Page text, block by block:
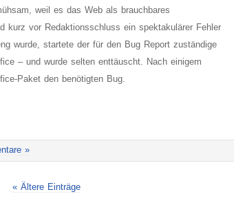
weil es das Web als brauchbares
kurz vor Redaktionsschluss ein spektakulärer Fehler
wurde, startete der für den Bug Report zuständige
– und wurde selten enttäuscht. Nach einigem
Paket den benötigten Bug.
»
« Ältere Einträge